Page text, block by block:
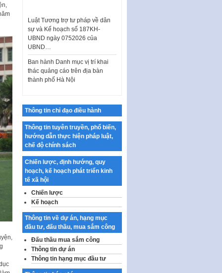
sự và Kế hoạch số 187KH-
UBND ngày 0752026 của
UBND…
thác quảng cáo trên địa bàn
thành phố Hà Nội
Kế hoạch Tổ chức Cuộc thi
Công bố công khai dự toán kinh
phí xây dựng pháp luật, hoàn
thiện thể chế, chính…
Quy định về nghiên cứu, ứng
dụng khoa học, công nghệ, đổi
mới sáng tạo và chuyển…
Quy định chi tiết và hướng dẫn
thi hành một số điều của Luật Lý
lịch tư…
Sửa đổi, bổ sung một số nội
dung tại Nghị quyết số 30/NQ-
CP ngày 24 tháng 02…
Ban hành Chương trình hành
động của Chính phủ thực hiện
Thông tin chỉ đạo điều hành
Thông tin tuyên truyền, phổ biến,
hướng dẫn thực hiện pháp luật,
chế độ chính sách
Chiến lược, định hướng, quy
hoạch, kế hoạch phát triển kinh
tế xã hội
Chiến lược
Kế hoạch
Thông tin về dự án, hạng mục
đầu tư, đấu thầu, mua sắm công
Đấu thầu mua sắm công
Thông tin dự án
Thông tin hạng mục đầu tư